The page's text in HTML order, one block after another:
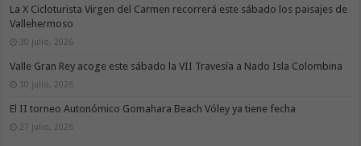
La X Cicloturista Virgen del Carmen recorrerá este sábado los paisajes de
Vallehermoso
30 julio, 2026
Valle Gran Rey acoge este sábado la VII Travesía a Nado Isla Colombina
30 julio, 2026
El II torneo Autonómico Gomahara Beach Vóley ya tiene fecha
27 julio, 2026